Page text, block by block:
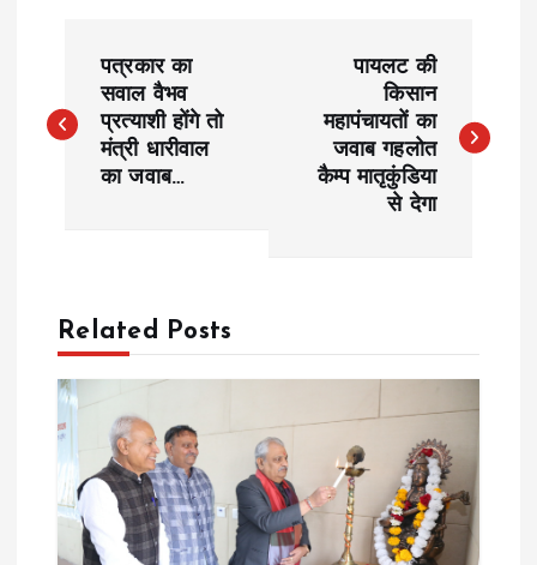
o
a
v
g
पत्रकार का
सवाल वैभव
प्रत्याशी होंगे तो
मंत्री धारीवाल
का जवाब…
पायलट की
किसान
महापंचायतों का
जवाब गहलोत
कैम्प मातृकुंडिया
से देगा
Related Posts